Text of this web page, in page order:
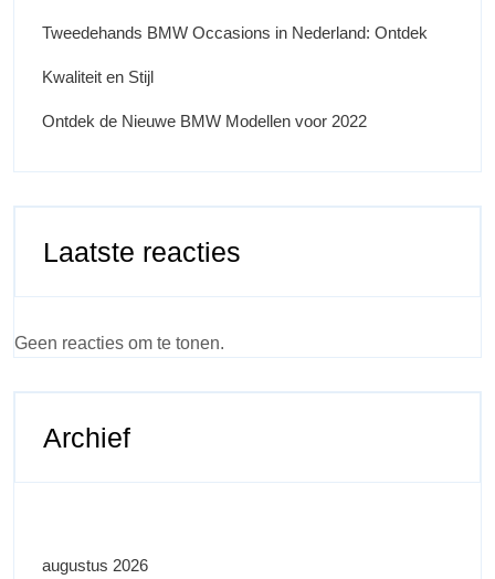
Tweedehands BMW Occasions in Nederland: Ontdek
Kwaliteit en Stijl
Ontdek de Nieuwe BMW Modellen voor 2022
Laatste reacties
Geen reacties om te tonen.
Archief
augustus 2026